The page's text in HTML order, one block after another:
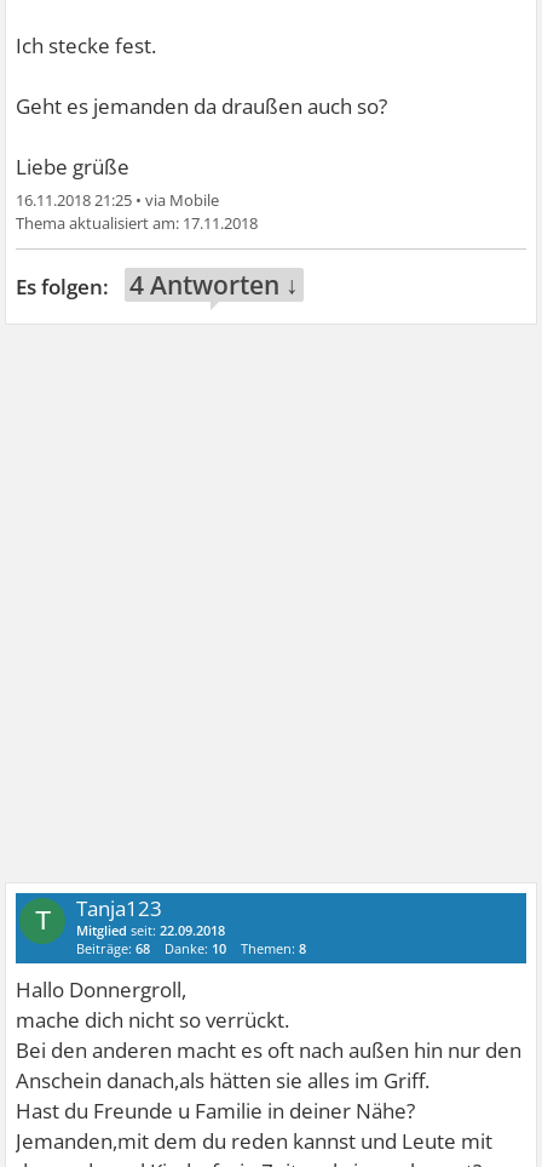
Ich stecke fest.
Geht es jemanden da draußen auch so?
Liebe grüße
16.11.2018 21:25 •
17.11.2018
4 Antworten ↓
T Tanja123
Mitglied seit:22.09.2018
Beiträge:68 Danke: 10 Themen:8
Hallo Donnergroll,
mache dich nicht so verrückt.
Bei den anderen macht es oft nach außen hin nur den
Anschein danach,als hätten sie alles im Griff.
Hast du Freunde u Familie in deiner Nähe?
Jemanden,mit dem du reden kannst und Leute mit